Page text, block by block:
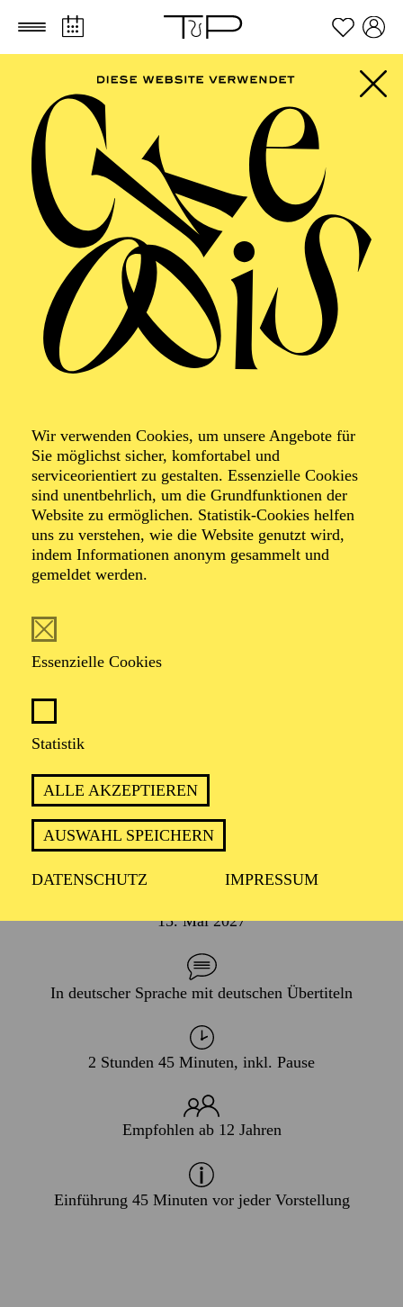
Zum Hauptinhalt springen Zum Footer springen
Wir verwenden Cookies, um unsere Angebote für
Sie möglichst sicher, komfortabel und
serviceorientiert zu gestalten. Essenzielle Cookies
sind unentbehrlich, um die Grundfunktionen der
Website zu ermöglichen. Statistik-Cookies helfen
uns zu verstehen, wie die Website genutzt wird,
indem Informationen anonym gesammelt und
gemeldet werden.
Essenzielle Cookies
Statistik
ALLE AKZEPTIEREN
AUSWAHL SPEICHERN
DATENSCHUTZ IMPRESSUM
AALTO MUSIKTHEATER
Zar und
Zimmermann
Komische Oper in drei Aufzügen von Albert Lortzing
Dichtung vom Komponisten nach dem Lustspiel "Der
Bürgermeister von Saardam oder die zwei Peter" von
Georg Christian Römer
EIN ZAR UNDERCOVER: LORTZINGS
OPERNKLASSIKER ÜBER
VERWECHSLUNG, MACHT UND
HUMOR
15. Mai 2027
In deutscher Sprache mit deutschen Übertiteln
2 Stunden 45 Minuten, inkl. Pause
Empfohlen ab 12 Jahren
Einführung 45 Minuten vor jeder Vorstellung